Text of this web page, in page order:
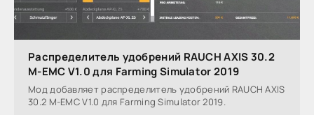
Распределитель удобрений RAUCH AXIS 30.2
M-EMC V1.0 для Farming Simulator 2019
Мод добавляет распределитель удобрений RAUCH AXIS
30.2 M-EMC V1.0 для Farming Simulator 2019.